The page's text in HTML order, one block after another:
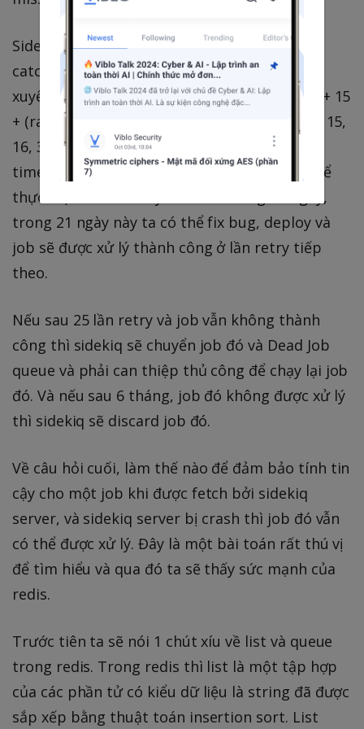
Sidekiq có built-in một chơ chế để retry, sẽ
catch các exception và tự động retry thường
xuyên dựa trên công thức (retry_count ** 4) + 15
+ (rand(30) * (retry_count + 1)) (tương đương 15,
16, 31, 96, 271, ... giây + một lượng random
time), với giá trị default retry là 25 nghĩa là để
thực hiện 25 lần retry sẽ vào khoảng 21 ngày,
trong 21 ngày này ta có thể fix bug, deploy và
job sẽ được xử lý thành công ở lần retry tiếp
theo.
Nếu sau 25 lần retry và job vẫn không thành
công thì sidekiq sẽ chuyển job đó và Dead Job
queue và phải can thiệp thủ công để chạy lại job
đó. Và nếu sau 6 tháng, job đó không được xử lý
thì sidekiq sẽ discard job đó.
Về câu hỏi cuối, làm thế nào để đảm bảo tính tin
cậy cho một job khi được fetch bởi sidekiq
server, và sidekiq server bị crash thì job đó vẫn
có thể được xử lý. Đây là một bài toán rất thú vị
để tìm hiểu và qua đó ta sẽ thấy sức mạnh của
redis.
Trước tiên ta sẽ nói 1 chút xíu về list và queue
trong redis. Trong redis thì list là một tập hợp
của các phần tử có kiểu dữ liệu là string đã được
sắp xếp bằng thuật toán insertion sort. List